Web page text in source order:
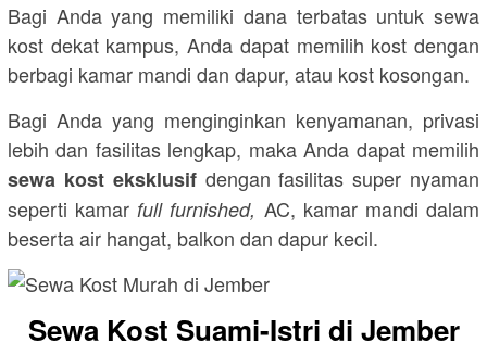
Bagi Anda yang memiliki dana terbatas untuk sewa
kost dekat kampus, Anda dapat memilih kost dengan
berbagi kamar mandi dan dapur, atau kost kosongan.
Bagi Anda yang menginginkan kenyamanan, privasi
lebih dan fasilitas lengkap, maka Anda dapat memilih
sewa kost eksklusifdengan fasilitas super nyaman
seperti kamarfull furnished, AC, kamar mandi dalam
beserta air hangat, balkon dan dapur kecil.
Sewa Kost Suami-Istri di Jember